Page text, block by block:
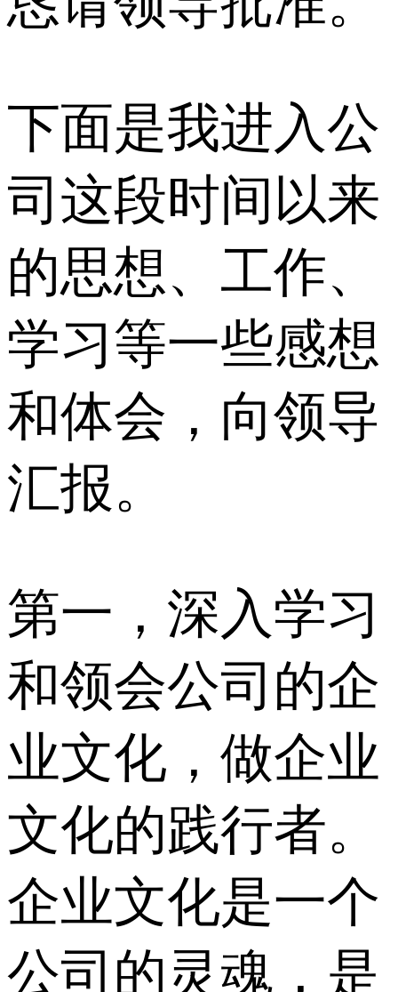
下面是我进入公
司这段时间以来
的思想、工作、
学习等一些感想
和体会，向领导
汇报。
第一，深入学习
和领会公司的企
业文化，做企业
文化的践行者。
企业文化是一个
公司的灵魂，是